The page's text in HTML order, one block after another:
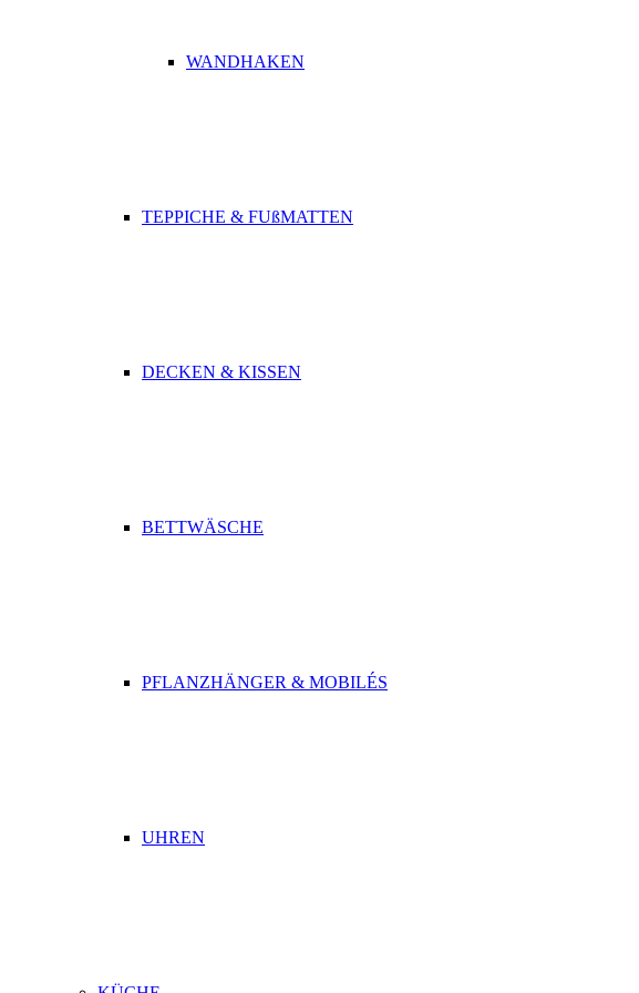
WANDHAKEN
TEPPICHE & FUßMATTEN
DECKEN & KISSEN
BETTWÄSCHE
PFLANZHÄNGER & MOBILÉS
UHREN